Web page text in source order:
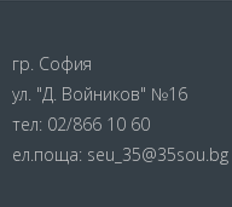
гр. София
ул. "Д. Войников" №16
тел: 02/866 10 60
ел.поща: seu_35@35sou.bg